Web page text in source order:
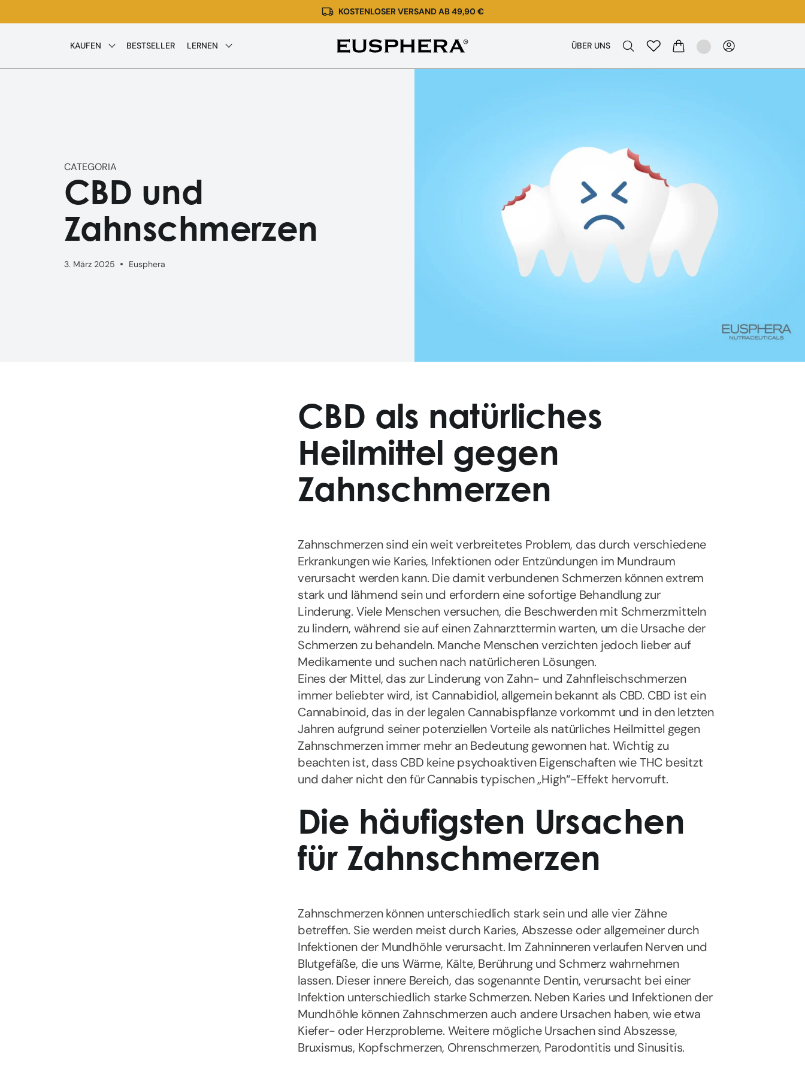
zum
KOSTENLOSER VERSAND AB 49,90 €
KAUFEN BESTSELLER LERNEN
ÜBER UNS
WARENKORB
CATEGORIA
CBD und
Zahnschmerzen
3. März 2025 Eusphera
CBD als natürliches
Heilmittel gegen
Zahnschmerzen
Zahnschmerzen sind ein weit verbreitetes Problem, das durch verschiedene
Erkrankungen wie Karies, Infektionen oder Entzündungen im Mundraum
verursacht werden kann. Die damit verbundenen Schmerzen können extrem
stark und lähmend sein und erfordern eine sofortige Behandlung zur
Linderung. Viele Menschen versuchen, die Beschwerden mit Schmerzmitteln
zu lindern, während sie auf einen Zahnarzttermin warten, um die Ursache der
Schmerzen zu behandeln. Manche Menschen verzichten jedoch lieber auf
Medikamente und suchen nach natürlicheren Lösungen.
Eines der Mittel, das zur Linderung von Zahn- und Zahnfleischschmerzen
immer beliebter wird, ist Cannabidiol, allgemein bekannt als CBD. CBD ist ein
Cannabinoid, das in der legalen Cannabispflanze vorkommt und in den letzten
Jahren aufgrund seiner potenziellen Vorteile als natürliches Heilmittel gegen
Zahnschmerzen immer mehr an Bedeutung gewonnen hat. Wichtig zu
beachten ist, dass CBD keine psychoaktiven Eigenschaften wie THC besitzt
und daher nicht den für Cannabis typischen „High“-Effekt hervorruft.
Die häufigsten Ursachen
für Zahnschmerzen
Zahnschmerzen können unterschiedlich stark sein und alle vier Zähne
betreffen. Sie werden meist durch Karies, Abszesse oder allgemeiner durch
Infektionen der Mundhöhle verursacht. Im Zahninneren verlaufen Nerven und
Blutgefäße, die uns Wärme, Kälte, Berührung und Schmerz wahrnehmen
lassen. Dieser innere Bereich, das sogenannte Dentin, verursacht bei einer
Infektion unterschiedlich starke Schmerzen. Neben Karies und Infektionen der
Mundhöhle können Zahnschmerzen auch andere Ursachen haben, wie etwa
Kiefer- oder Herzprobleme. Weitere mögliche Ursachen sind Abszesse,
Bruxismus, Kopfschmerzen, Ohrenschmerzen, Parodontitis und Sinusitis.